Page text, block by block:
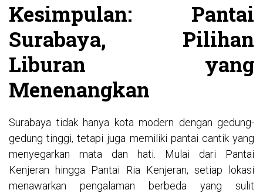
Kesimpulan: Pantai
Surabaya, Pilihan
Liburan yang
Menenangkan
Surabaya tidak hanya kota modern dengan gedung-
gedung tinggi, tetapi juga memiliki pantai cantik yang
menyegarkan mata dan hati. Mulai dari Pantai
Kenjeran hingga Pantai Ria Kenjeran, setiap lokasi
menawarkan pengalaman berbeda yang sulit